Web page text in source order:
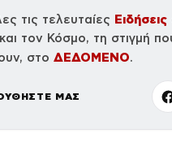
τις τελευταίες Ειδήσεις
τον Κόσμο, τη στιγμή
στο ΔΕΔΟΜΕΝΟ.
ΜΑΣ